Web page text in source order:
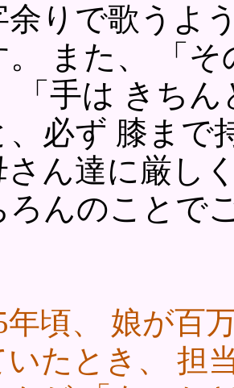
余りで歌うよ
。 また、 「
んと指をそろえて きびき
、必ず 膝まで
さん達に厳し
ろんのことで
年頃、 娘が百
いたとき、 担